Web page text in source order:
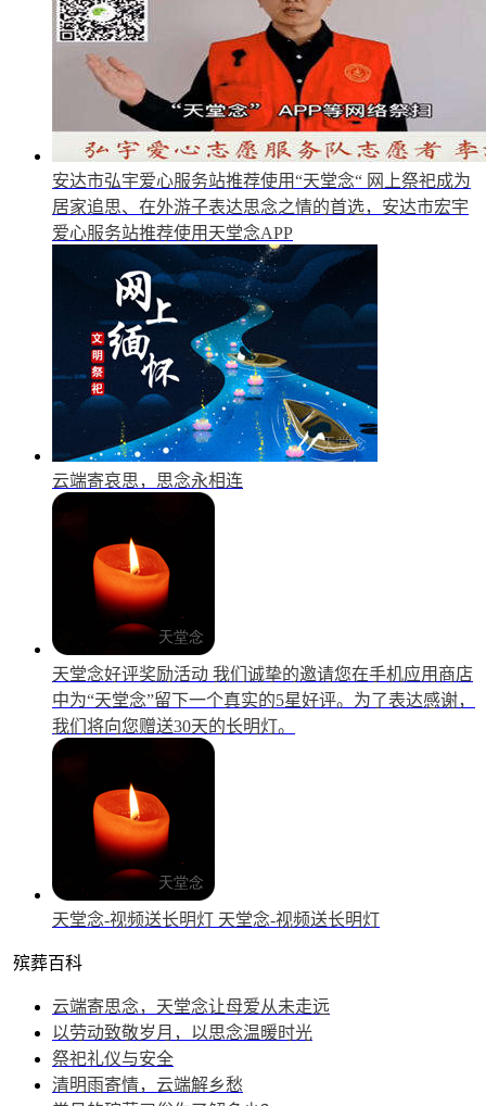
安达市弘宇爱心服务站推荐使用“天堂念“ 网上祭祀成为
居家追思、在外游子表达思念之情的首选，安达市宏宇
爱心服务站推荐使用天堂念APP
云端寄哀思，思念永相连
天堂念好评奖励活动 我们诚挚的邀请您在手机应用商店
中为“天堂念”留下一个真实的5星好评。为了表达感谢，
我们将向您赠送30天的长明灯。
天堂念-视频送长明灯 天堂念-视频送长明灯
殡葬百科
云端寄思念，天堂念让母爱从未走远
以劳动致敬岁月，以思念温暖时光
祭祀礼仪与安全
清明雨寄情，云端解乡愁